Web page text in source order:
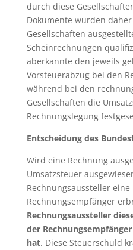
durch diese
Dokumente wurden
Gesellschaften
Scheinrechnungen
aberkannte den jeweils
Vorsteuerabzug bei den
während bei den
Gesellschaften die
Rechnungslegung
Entscheidung des
Wird eine Rechnung
Umsatzsteuer
Rechnungsaussteller
Rechnungsempfänger
Rechnungsaussteller
der
hat. Diese Steuerschuld